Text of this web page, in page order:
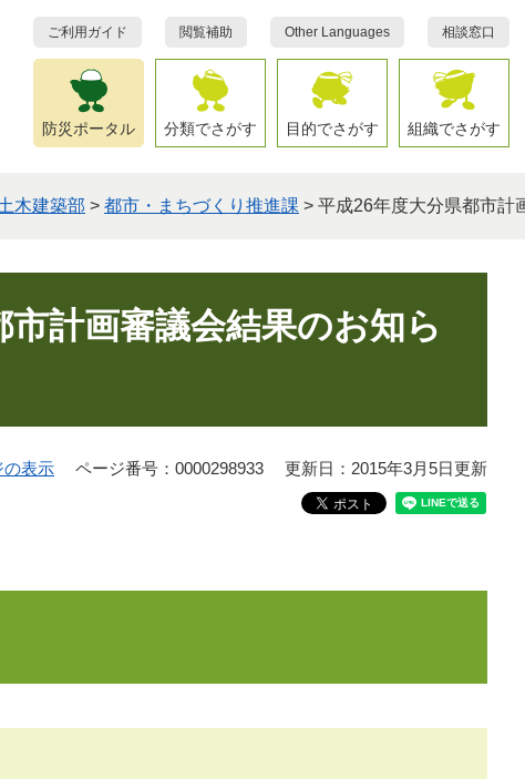
ご利用ガイド 閲覧補助 Other Languages 相談窓口
防災ポータル 分類でさがす 目的でさがす 組織でさがす
木建築部 > 都市・まちづくり推進課 > 平成26年度大分県都市計
計画審議会結果のお知ら
の表示 ページ番号：0000298933 更新日：2015年3月5日更新